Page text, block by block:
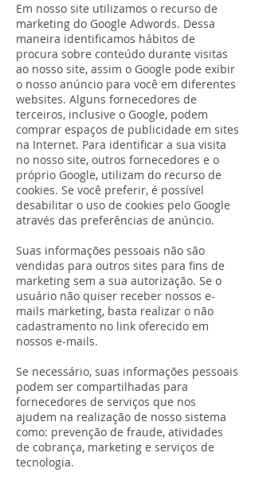
Em nosso site utilizamos o recurso de
marketing do Google Adwords. Dessa
maneira identificamos hábitos de
procura sobre conteúdo durante visitas
ao nosso site, assim o Google pode exibir
o nosso anúncio para você em diferentes
websites. Alguns fornecedores de
terceiros, inclusive o Google, podem
comprar espaços de publicidade em sites
na Internet. Para identificar a sua visita
no nosso site, outros fornecedores e o
próprio Google, utilizam do recurso de
cookies. Se você preferir, é possível
desabilitar o uso de cookies pelo Google
através das preferências de anúncio.
Suas informações pessoais não são
vendidas para outros sites para fins de
marketing sem a sua autorização. Se o
usuário não quiser receber nossos e-
mails marketing, basta realizar o não
cadastramento no link oferecido em
nossos e-mails.
Se necessário, suas informações pessoais
podem ser compartilhadas para
fornecedores de serviços que nos
ajudem na realização de nosso sistema
como: prevenção de fraude, atividades
de cobrança, marketing e serviços de
tecnologia.